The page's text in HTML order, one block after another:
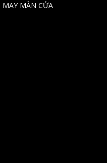
MAY MÀN CỬA